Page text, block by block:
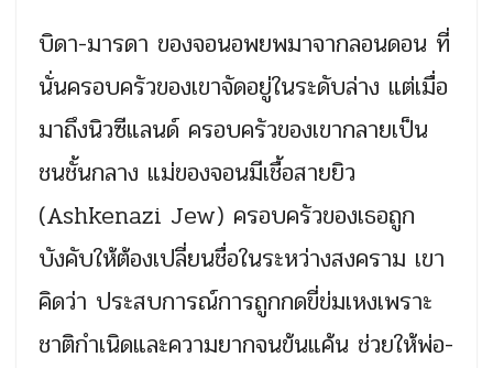
บิดา-มารดา ของจอนอพยพมาจากลอนดอน ที่
นั่นครอบครัวของเขาจัดอยู่ในระดับล่าง แต่เมื่อ
มาถึงนิวซีแลนด์ ครอบครัวของเขากลายเป็น
ชนชั้นกลาง แม่ของจอนมีเชื้อสายยิว
(Ashkenazi Jew) ครอบครัวของเธอถูก
บังคับให้ต้องเปลี่ยนชื่อในระหว่างสงคราม เขา
คิดว่า ประสบการณ์การถูกกดขี่ข่มเหงเพราะ
ชาติกำเนิดและความยากจนข้นแค้น ช่วยให้พ่อ-